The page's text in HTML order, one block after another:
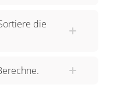
die